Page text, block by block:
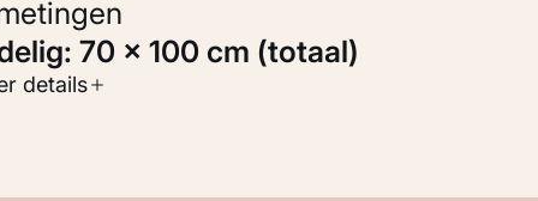
delig: 70 × 100 cm (totaal)
werk
details